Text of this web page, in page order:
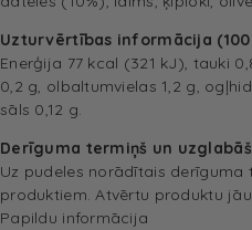
Uzturvērtības informācija
Enerģija 77 kcal (321 kJ), tauki
0,2 g, olbaltumvielas 1,2 g,
sāls 0,12 g.
Derīguma termiņš un
Uz pudeles norādītais
produktiem. Atvērtu produktu
Papildu informācija